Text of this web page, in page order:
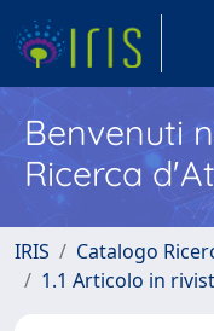
Benvenuti
Ricerca
IRIS Catalogo
1.1 Articolo in